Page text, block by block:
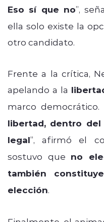
Eso sí que no”,
ella solo existe la
otro candidato.
Frente a la crítica,
apelando a la
marco democrático.
libertad, dentro
legal”, afirmó el
sostuvo que no
también
elección.